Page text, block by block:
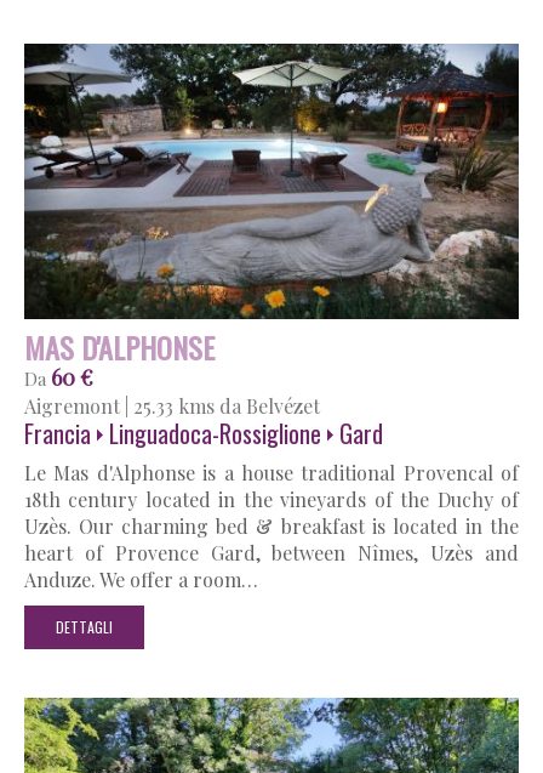
MAS D'ALPHONSE
Da 60 €
Aigremont 25.33 kms da Belvézet
Francia Linguadoca-Rossiglione Gard
Le Mas d'Alphonse is a house traditional Provencal of
18th century located in the vineyards of the Duchy of
Uzès. Our charming bed & breakfast is located in the
heart of Provence Gard, between Nîmes, Uzès and
Anduze. We offer a room…
DETTAGLI